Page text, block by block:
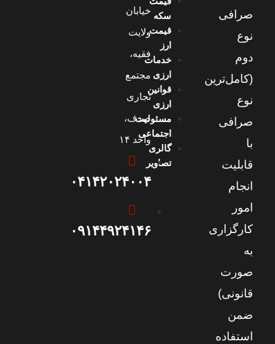
صرافی
نوع
دوم
(کامل‌ترین
نوع
صرافی
با
قابلیت
انجام
امور
کارگزاری
به
صورت
قانونی)
ضمن
استفاده
سکه
قیمت
ارز
خدمات
ارزی
قوانین
ارزی
مسئولیت
اجتماعی
گالری
تصاویر
خیابان
ولایت
فقیه،
مجتمع
تجاری
صدف،
واحد ۱۴
۰۴۱۴۲۰۲۴۰۰۴
۰۹۱۴۴۹۲۴۱۴۶